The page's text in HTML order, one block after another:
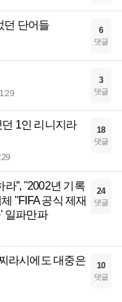
던 단어들 6
댓글
3
댓글
1인 리니지라
18
댓글
”, "2002년 기록
"FIFA 공식 제재
일파만파
24
댓글
라시에도 대중은
10
댓글